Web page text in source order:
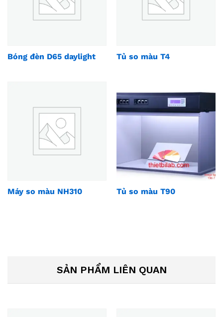
Bóng đèn D65 daylight Tủ so màu T4
Máy so màu NH310 Tủ so màu T90
SẢN PHẨM LIÊN QUAN